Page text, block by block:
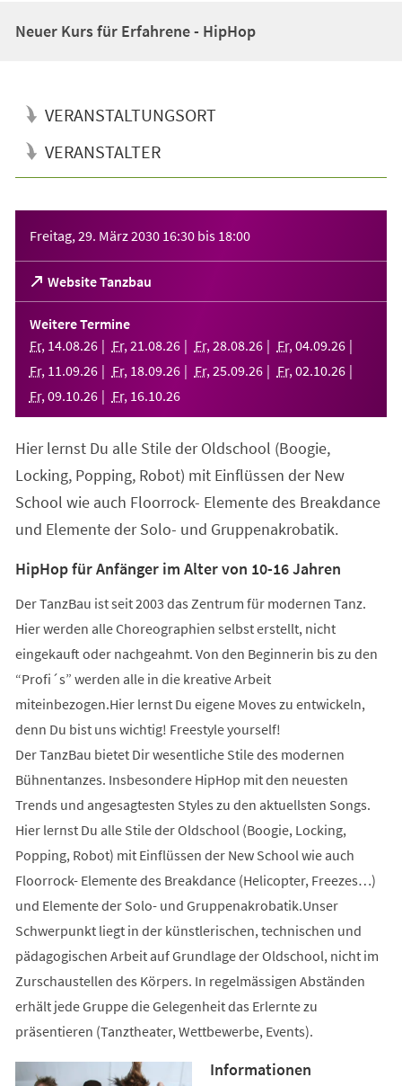
Neuer Kurs für Erfahrene - HipHop
VERANSTALTUNGSORT
VERANSTALTER
Freitag, 29. März 2030 16:30 bis 18:00
Website Tanzbau
(Öffnet
in
einem
neuen
Tab)
Weitere Termine
Fr, 14.08.26 Fr, 21 .08.26 Fr, 28.08.26 Fr, 04.09.26
Fr, 11 .09.26 Fr, 18.09.26 Fr, 25.09.26 Fr, 02.10.26
Fr, 09.10.26 Fr, 16.10.26
Hier lernst Du alle Stile der Oldschool (Boogie,
Locking, Popping, Robot) mit Einflüssen der New
School wie auch Floorrock- Elemente des Breakdance
und Elemente der Solo- und Gruppenakrobatik.
HipHop für Anfänger im Alter von 10-16 Jahren
Der TanzBau ist seit 2003 das Zentrum für modernen Tanz.
Hier werden alle Choreographien selbst erstellt, nicht
eingekauft oder nachgeahmt. Von den Beginnerin bis zu den
“Profi´s” werden alle in die kreative Arbeit
miteinbezogen.Hier lernst Du eigene Moves zu entwickeln,
denn Du bist uns wichtig! Freestyle yourself!
Der TanzBau bietet Dir wesentliche Stile des modernen
Bühnentanzes. Insbesondere HipHop mit den neuesten
Trends und angesagtesten Styles zu den aktuellsten Songs.
Hier lernst Du alle Stile der Oldschool (Boogie, Locking,
Popping, Robot) mit Einflüssen der New School wie auch
Floorrock- Elemente des Breakdance (Helicopter, Freezes…)
und Elemente der Solo- und Gruppenakrobatik.Unser
Schwerpunkt liegt in der künstlerischen, technischen und
pädagogischen Arbeit auf Grundlage der Oldschool, nicht im
Zurschaustellen des Körpers. In regelmässigen Abständen
erhält jede Gruppe die Gelegenheit das Erlernte zu
präsentieren (Tanztheater, Wettbewerbe, Events).
Informationen